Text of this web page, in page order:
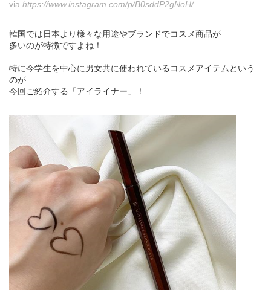
via https://www.instagram.com/p/B0sddP2gNoH/
韓国では日本より様々な用途やブランドでコスメ商品が
多いのが特徴ですよね！
特に今学生を中心に男女共に使われているコスメアイテムという
のが
今回ご紹介する「アイライナー」！